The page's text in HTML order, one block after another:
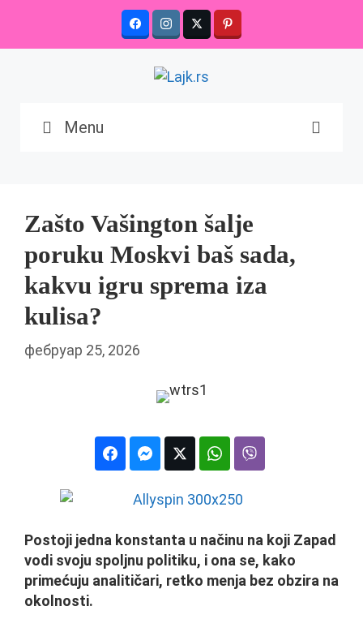
content
Menu
Zašto Vašington šalje
poruku Moskvi baš sada,
kakvu igru sprema iza
kulisa?
фебруар 25, 2026
Postoji jedna konstanta u načinu na koji Zapad
vodi svoju spoljnu politiku, i ona se, kako
primećuju analitičari, retko menja bez obzira na
okolnosti.